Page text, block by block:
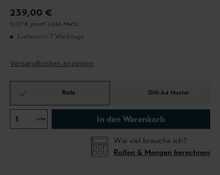
239,00 €
51,07 € pro m² | inkl. MwSt.
Lieferzeit: 7 Werktage
Versandkosten anzeigen
Rolle DIN-A4 Muster
In den Warenkorb
Wie viel brauche ich?
Rollen & Mengen berechnen